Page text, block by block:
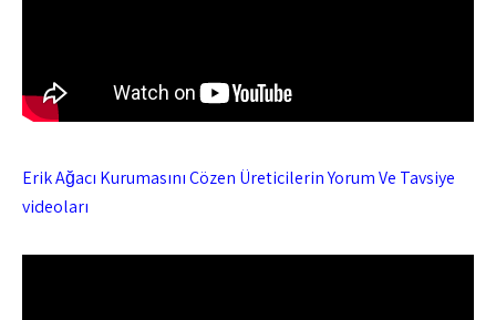
Erik Ağacı Kurumasını Çözen Üreticilerin Yorum Ve Tavsiye
videoları